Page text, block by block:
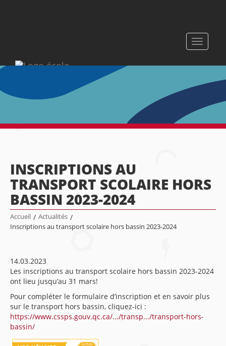
Toggle
INSCRIPTIONS AU
TRANSPORT SCOLAIRE HORS
BASSIN 2023-2024
Accueil / Actualités /
Inscriptions au transport scolaire hors bassin 2023-2024
14.03.2023
Les inscriptions au transport scolaire hors bassin 2023-2024
ont lieu jusqu’au 31 mars!
Pour compléter le formulaire d’inscription et en savoir plus
sur le transport hors bassin, cliquez-ici :
https://www.cssps.gouv.qc.ca/.../transp.../transport-hors-
bassin/